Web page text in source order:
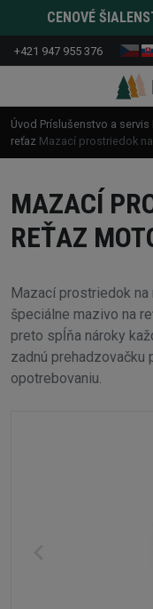
CENOVÉ
+421 947 955 376
Úvod Príslušenstvo a servis
reťaz Mazací prostriedok na
MAZACÍ
REŤAZ
Mazací prostriedok na
špeciálne mazivo na
preto spĺňa nároky
zadnú prehadzovačku
opotrebovaniu.